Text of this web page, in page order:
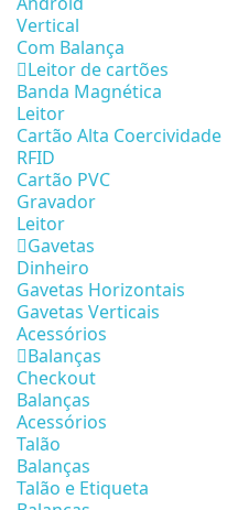
Vertical
Com Balança
Leitor de cartões
Banda Magnética
Leitor
Cartão Alta Coercividade
RFID
Cartão PVC
Gravador
Leitor
Gavetas
Dinheiro
Gavetas Horizontais
Gavetas Verticais
Acessórios
Balanças
Checkout
Balanças
Acessórios
Talão
Balanças
Talão e Etiqueta